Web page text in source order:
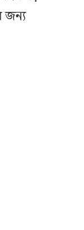
জন্য